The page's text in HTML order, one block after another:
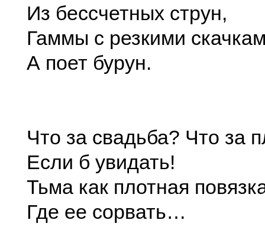
Из бессчетных струн,
Гаммы с резкими
А поет бурун.
Что за свадьба? Что за
Если б увидать!
Тьма как плотная
Где ее сорвать…